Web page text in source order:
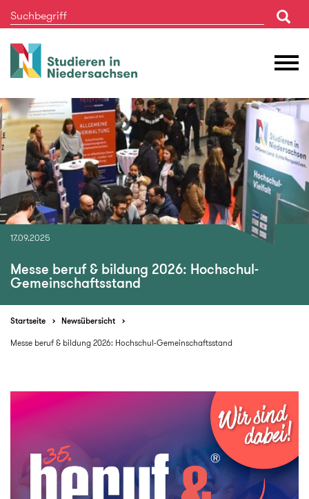
Studieren
in
17.09.2025
Messe beruf & bildung 2026: Hochschul-
Gemeinschaftsstand
Startseite
Newsübersicht
Messe beruf & bildung 2026: Hochschul-Gemeinschaftsstand